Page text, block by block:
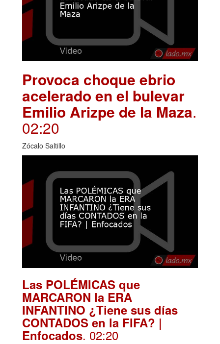
Provoca choque ebrio
acelerado en el bulevar
Emilio Arizpe de la Maza.
02:20
Zócalo Saltillo
Las POLÉMICAS que
MARCARON la ERA
INFANTINO ¿Tiene sus días
CONTADOS en la FIFA? |
Enfocados. 02:20